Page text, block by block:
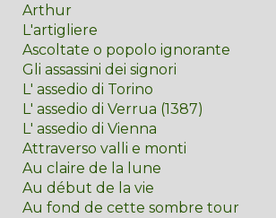
Arthur
L'artigliere
Ascoltate o popolo ignorante
Gli assassini dei signori
L' assedio di Torino
L' assedio di Verrua (1387)
L' assedio di Vienna
Attraverso valli e monti
Au claire de la lune
Au début de la vie
Au fond de cette sombre tour